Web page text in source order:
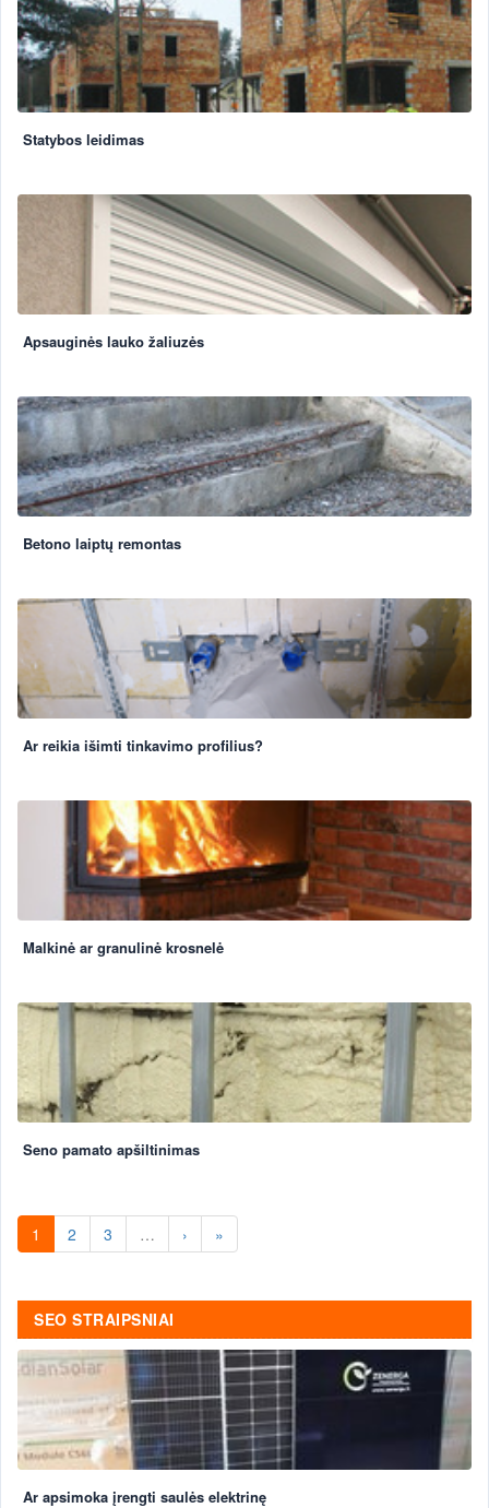
Statybos leidimas
Apsauginės lauko žaliuzės
Betono laiptų remontas
Ar reikia išimti tinkavimo profilius?
Malkinė ar granulinė krosnelė
Seno pamato apšiltinimas
1 2 3 … › »
SEO STRAIPSNIAI
Ar apsimoka įrengti saulės elektrinę